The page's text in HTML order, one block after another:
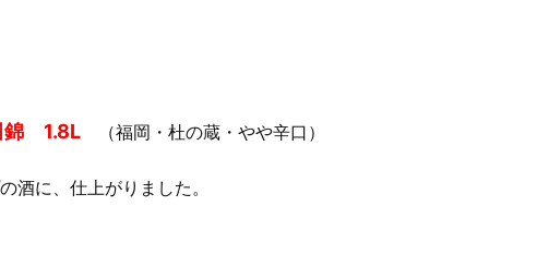
1.8L （福岡・杜の蔵・やや辛口）
酒に、仕上がりました。